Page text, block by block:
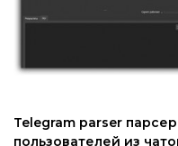
Telegram parser парсер
пользователей из